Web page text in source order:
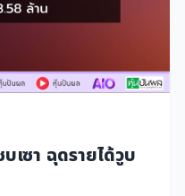
เซา ฉุดรายได้วูบ